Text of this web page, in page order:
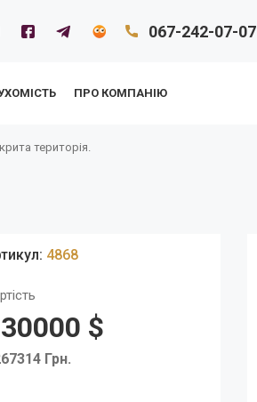
067-242-07-07
ПРО КОМПАНІЮ
територія.
4868
$
Грн.